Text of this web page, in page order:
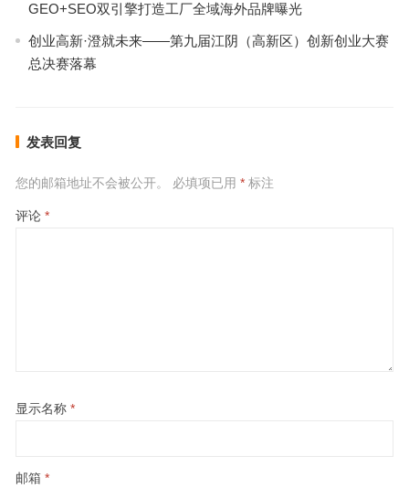
GEO+SEO双引擎打造工厂全域海外品牌曝光
创业高新·澄就未来——第九届江阴（高新区）创新创业大赛
总决赛落幕
发表回复
您的邮箱地址不会被公开。 必填项已用 *标注
评论 *
显示名称 *
邮箱 *